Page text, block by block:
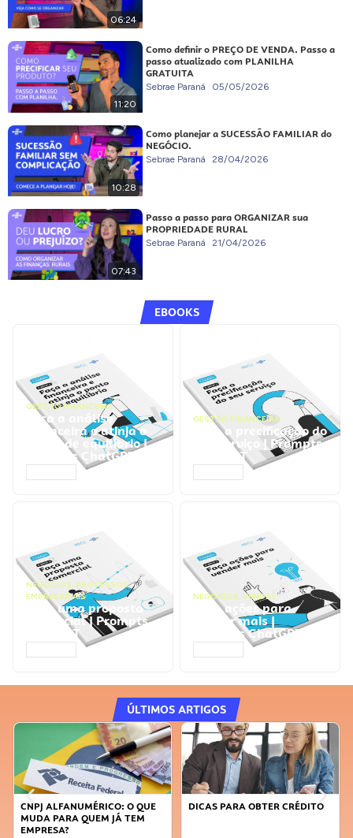
06:24
11:20
Como definir o PREÇO DE VENDA. Passo a
passo atualizado com PLANILHA
GRATUITA
Sebrae Paraná 05/05/2026
10:28
Como planejar a SUCESSÃO FAMILIAR do
NEGÓCIO.
Sebrae Paraná 28/04/2026
07:43
Passo a passo para ORGANIZAR sua
PROPRIEDADE RURAL
Sebrae Paraná 21/04/2026
EBOOKS
GESTÃO FINANCEIRA
Faça a análise
financeira e atinja o
ponto de equilíbrio |
Prompts ChatGPT
GESTÃO FINANCEIRA
Faça a precificação do
seu serviço | Prompts
ChatGPT
NEGÓCIOS, PROCESSOS
EMPRESARIAIS
Faça uma proposta
comercial | Prompts
ChatGPT
NEGÓCIOS, VENDAS
Faça ações para
vender mais |
Prompts ChatGPT
ÚLTIMOS ARTIGOS
CNPJ ALFANUMÉRICO: O QUE
MUDA PARA QUEM JÁ TEM
EMPRESA?
DICAS PARA OBTER CRÉDITO